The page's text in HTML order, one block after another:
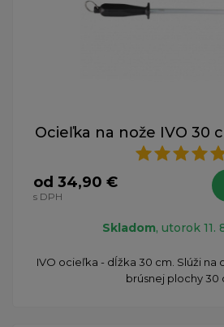
Ocieľka na nože IVO 30
od 34,90 €
s DPH
Skladom, utorok 11.
IVO ocieľka - dĺžka 30 cm. Slúži na
brúsnej plochy 30